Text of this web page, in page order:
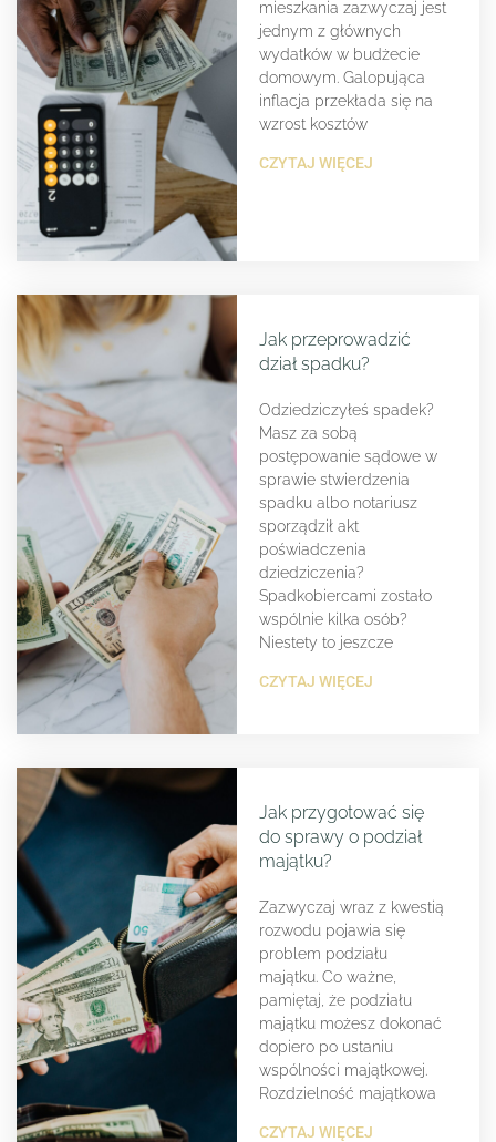
mieszkania zazwyczaj jest
jednym z głównych
wydatków w budżecie
domowym. Galopująca
inflacja przekłada się na
wzrost kosztów
CZYTAJ WIĘCEJ
Jak przeprowadzić
dział spadku?
Odziedziczyłeś spadek?
Masz za sobą
postępowanie sądowe w
sprawie stwierdzenia
spadku albo notariusz
sporządził akt
poświadczenia
dziedziczenia?
Spadkobiercami zostało
wspólnie kilka osób?
Niestety to jeszcze
CZYTAJ WIĘCEJ
Jak przygotować się
do sprawy o podział
majątku?
Zazwyczaj wraz z kwestią
rozwodu pojawia się
problem podziału
majątku. Co ważne,
pamiętaj, że podziału
majątku możesz dokonać
dopiero po ustaniu
wspólności majątkowej.
Rozdzielność majątkowa
CZYTAJ WIĘCEJ